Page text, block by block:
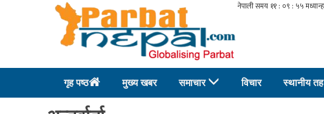
गृह पष्ठ मुख्य खबर समाचार विचार स्थानीय तह